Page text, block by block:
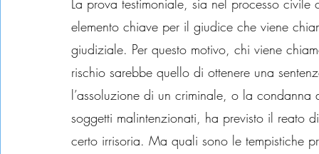
La prova testimoniale, sia nel processo
elemento chiave per il giudice che viene
giudiziale. Per questo motivo, chi viene
rischio sarebbe quello di ottenere una
l’assoluzione di un criminale, o la
soggetti malintenzionati, ha previsto il reato
certo irrisoria. Ma quali sono le tempistiche